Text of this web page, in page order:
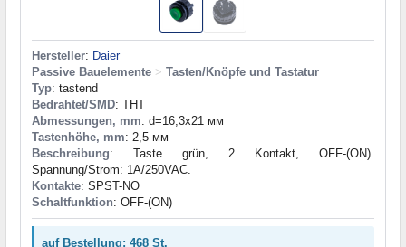
Hersteller: Daier
Passive Bauelemente > Tasten/Knöpfe und Tastatur
Typ: tastend
Bedrahtet/SMD: THT
Abmessungen, mm: d=16,3x21 мм
Tastenhöhe, mm: 2,5 мм
Beschreibung: Taste grün, 2 Kontakt, OFF-(ON).
Spannung/Strom: 1A/250VAC.
Kontakte: SPST-NO
Schaltfunktion: OFF-(ON)
auf Bestellung: 468 St.